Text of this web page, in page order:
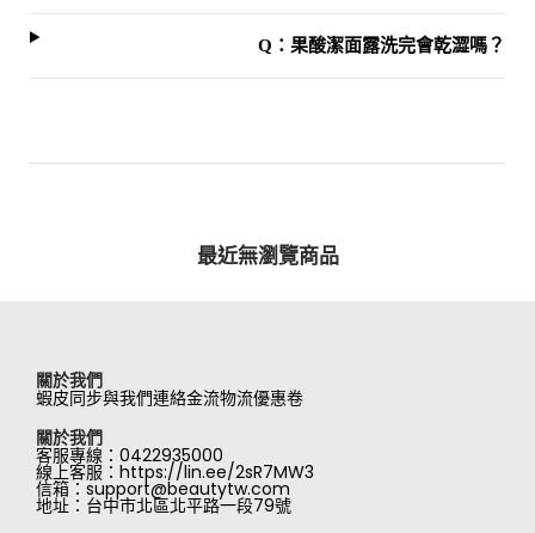
Q：果酸潔面露洗完會乾澀嗎？
最近無瀏覽商品
關於我們
蝦皮同步與我們連絡金流物流優惠卷
關於我們
客服專線：0422935000
線上客服：https://lin.ee/2sR7MW3
信箱：support@beautytw.com
地址：台中市北區北平路一段79號